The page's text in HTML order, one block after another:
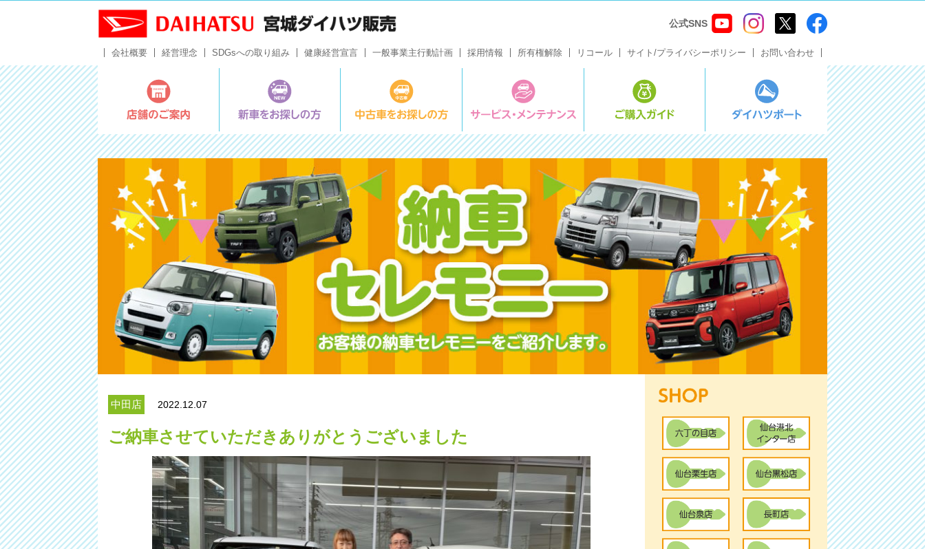
公式SNS
会社概要 経営理念 SDGsへの取り組み 健康経営宣言 一般事業主行動計画 採用情報 所有権解除 リコール サイト/プライバシーポリシー お問い合わせ
ダイハツポート
中田店 2022.12.07
ご納車させていただきありがとうございました